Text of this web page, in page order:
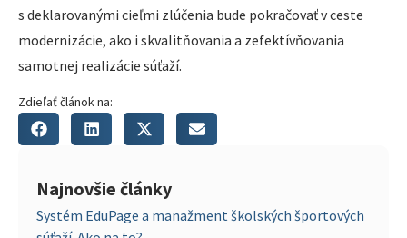
s deklarovanými cieľmi zlúčenia bude pokračovať v ceste
modernizácie, ako i skvalitňovania a zefektívňovania
samotnej realizácie súťaží.
Zdieľať článok na:
Najnovšie články
Systém EduPage a manažment školských športových